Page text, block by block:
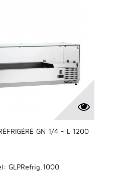
GN 1/4 - L 1200
GLPRefrig.1000